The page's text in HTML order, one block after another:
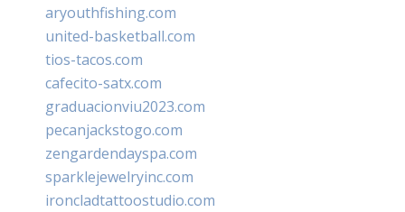
aryouthfishing.com
united-basketball.com
tios-tacos.com
cafecito-satx.com
graduacionviu2023.com
pecanjackstogo.com
zengardendayspa.com
sparklejewelryinc.com
ironcladtattoostudio.com